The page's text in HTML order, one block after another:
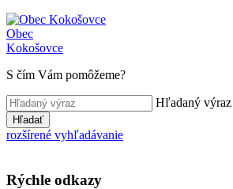
Obec
Kokošovce
S čím Vám pomôžeme?
Hľadaný výraz
Hľadať
rozšírené vyhľadávanie
Rýchle odkazy